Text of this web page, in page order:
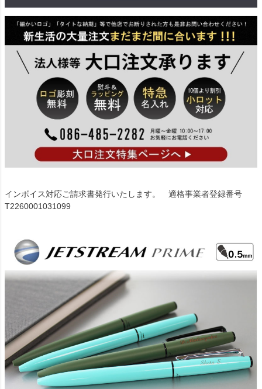
インボイス対応ご請求書発行いたします。 適格事業者登録番号
T2260001031099